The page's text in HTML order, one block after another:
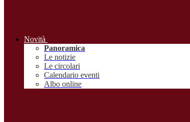
Novità
Panoramica
Le notizie
Le circolari
Calendario eventi
Albo online